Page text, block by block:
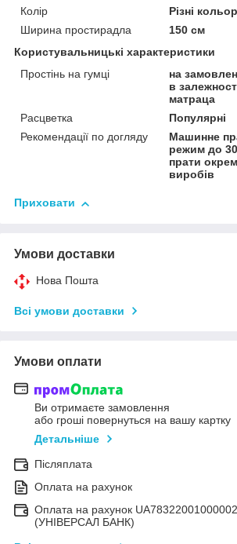
Колір
Різні
Ширина простирадла
150 см
Користувальницькі характеристики
Простінь на гумці
на
в
матраца
Расцветка
Популярні
Рекомендації по догляду
Машинне
режим до
прати
виробів
Приховати
Умови доставки
Нова Пошта
Всі умови доставки
Умови оплати
Ви отримаєте замовлення
або гроші повернуться на вашу картку
Детальніше
Післяплата
Оплата на рахунок
Оплата на рахунок
(УНІВЕРСАЛ БАНК)